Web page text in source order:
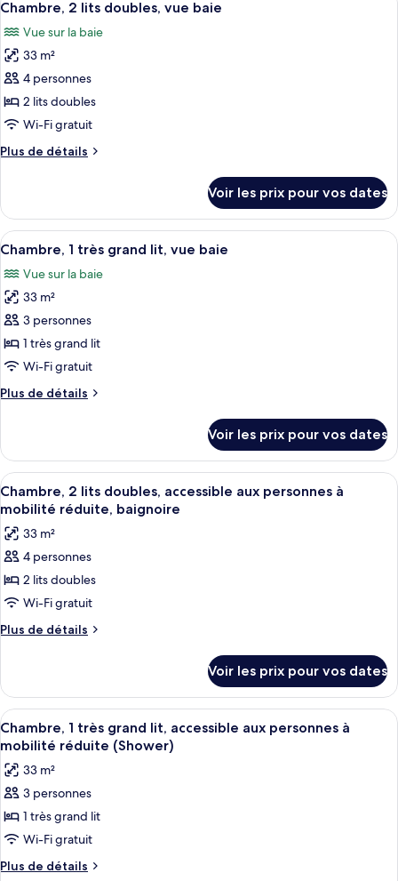
grand
lit
de
Chambre,
très
grand
lit
toutes
les
photos
pour
ce
type
chambre :
lits
doubles,
baie
7
Chambre, 2 lits doubles, vue baie
Vue sur la baie
33 m²
4 personnes
2 lits doubles
Wi-Fi gratuit
Plus de détails
Plus
le
type
de
Chambre,
2
lits
doubles,
vue
baie
Voir les prix pour vos dates
Afficher
toutes
les
photos
pour
ce
type
chambre :
très
grand
lit,
vue
baie
Une chambre d’hôtel avec un grand
10
Chambre, 1 très grand lit, vue baie
Vue sur la baie
33 m²
3 personnes
1 très grand lit
Wi-Fi gratuit
Plus de détails
Plus
le
type
de
chambre
très
grand
lit,
vue
Voir les prix pour vos dates
Afficher
toutes
les
photos
pour
ce
type
de
2
lits
doubles,
accessible
aux
personnes
à
mobilité
réduite,
baignoire
Une chambre d’hôtel avec deux
8
Chambre, 2 lits doubles, accessible aux personnes à
mobilité réduite, baignoire
33 m²
4 personnes
2 lits doubles
Wi-Fi gratuit
Plus de détails
Plus
le
type
de
chambre
2
lits
doubles,
accessible
aux
à
Voir les prix pour vos dates
Afficher
toutes
les
photos
pour
ce
type
de
Une chambre d’hôtel équipée d’un
11
Chambre, 1 très grand lit, accessible aux personnes à
mobilité réduite (Shower)
33 m²
3 personnes
1 très grand lit
Wi-Fi gratuit
Plus de détails
Plus